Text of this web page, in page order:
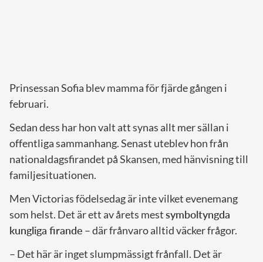
Prinsessan Sofia blev mamma för fjärde gången i
februari.
Sedan dess har hon valt att synas allt mer sällan i
offentliga sammanhang. Senast uteblev hon från
nationaldagsfirandet på Skansen, med hänvisning till
familjesituationen.
Men Victorias födelsedag är inte vilket evenemang
som helst. Det är ett av årets mestsymboltyngda
kungliga firande – där frånvaro alltid väcker frågor.
– Det här är inget slumpmässigt frånfall. Det är